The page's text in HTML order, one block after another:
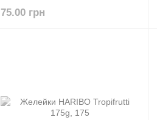
75.00 грн